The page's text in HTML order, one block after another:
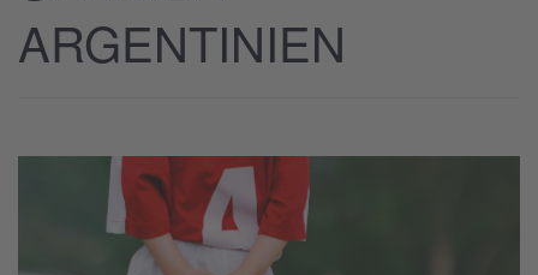
ARGENTINIEN